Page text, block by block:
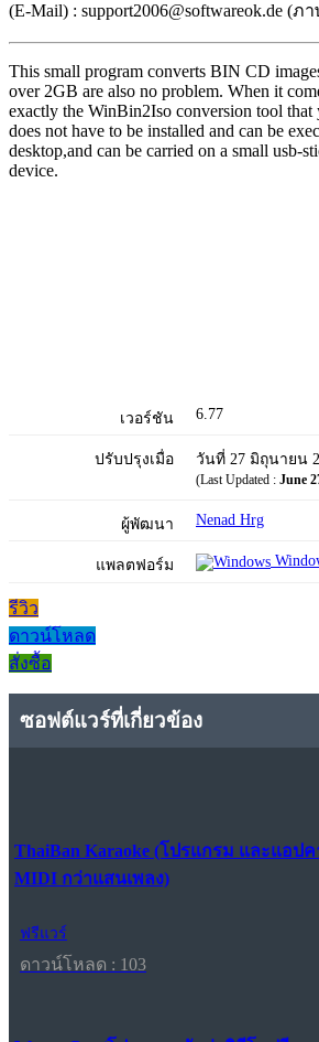
(E-Mail) : support2006@softwareok.de (
This small program converts BIN CD
over 2GB are also no problem. When it
exactly the WinBin2Iso conversion tool
does not have to be installed and can be
desktop,and can be carried on a small usb-
device.
เวอร์ชัน 6.77
ปรับปรุงเมื่อ วันที่ 27 มิถุนายน
(Last Updated : June
ผู้พัฒนา Nenad Hrg
แพลตฟอร์ม
รีวิว
ดาวน์โหลด
สั่งซื้อ
ซอฟต์แวร์ที่เกี่ยวข้อง
ThaiBan Karaoke (โปรแกรม และแอปค
MIDI กว่าแสนเพลง)
ฟรีแวร์
ดาวน์โหลด : 103